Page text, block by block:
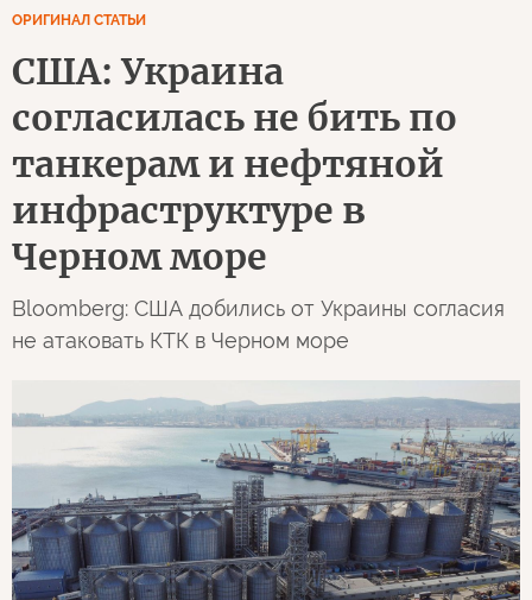
ОРИГИНАЛ СТАТЬИ
США: Украина
согласилась не бить по
танкерам и нефтяной
инфраструктуре в
Черном море
Bloomberg: США добились от Украины согласия
не атаковать КТК в Черном море